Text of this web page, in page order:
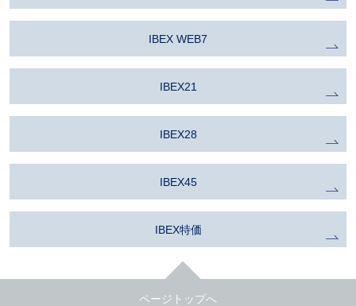
IBEX WEB7
IBEX21
IBEX28
IBEX45
IBEX特価
ページトップへ